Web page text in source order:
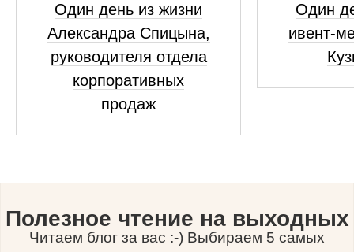
Один день из жизни
Александра Спицына,
руководителя отдела
корпоративных
продаж
Один
ивент-
Полезное чтение на выходных
Читаем блог за вас :-) Выбираем 5 самых